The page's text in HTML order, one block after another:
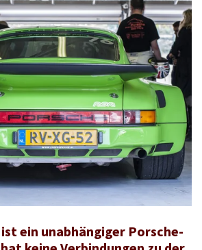
ein unabhängiger Porsche-